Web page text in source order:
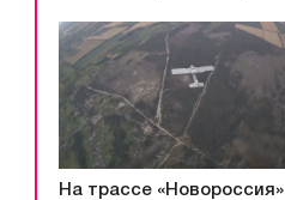
На трассе «Новороссия»